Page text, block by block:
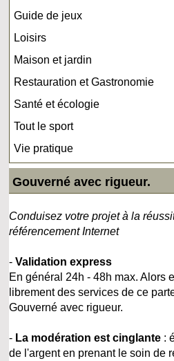
Guide de jeux
Loisirs
Maison et jardin
Restauration et Gastronomie
Santé et écologie
Tout le sport
Vie pratique
Gouverné avec rigueur.
Conduisez votre projet à la
référencement Internet
-Validation express
En général 24h - 48h max. Alors
librement des services de ce
Gouverné avec rigueur.
- La modération est cinglante :
de l'argent en prenant le soin de